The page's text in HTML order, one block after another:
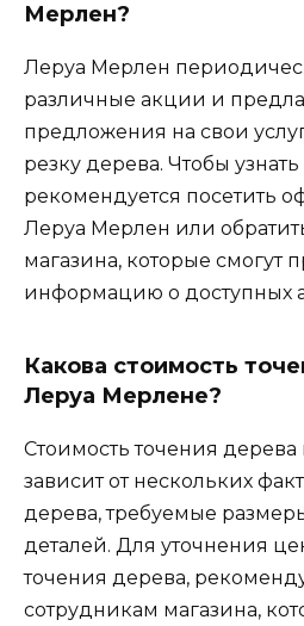
Мерлен?
Леруа Мерлен
различные акции и
предложения на свои
резку дерева. Чтобы
рекомендуется посетить
Леруа Мерлен или
магазина, которые смогут
информацию о доступных
Какова стоимость
Леруа Мерлене?
Стоимость точения
зависит от нескольких
дерева, требуемые
деталей. Для уточнения
точения дерева,
сотрудникам магазина,